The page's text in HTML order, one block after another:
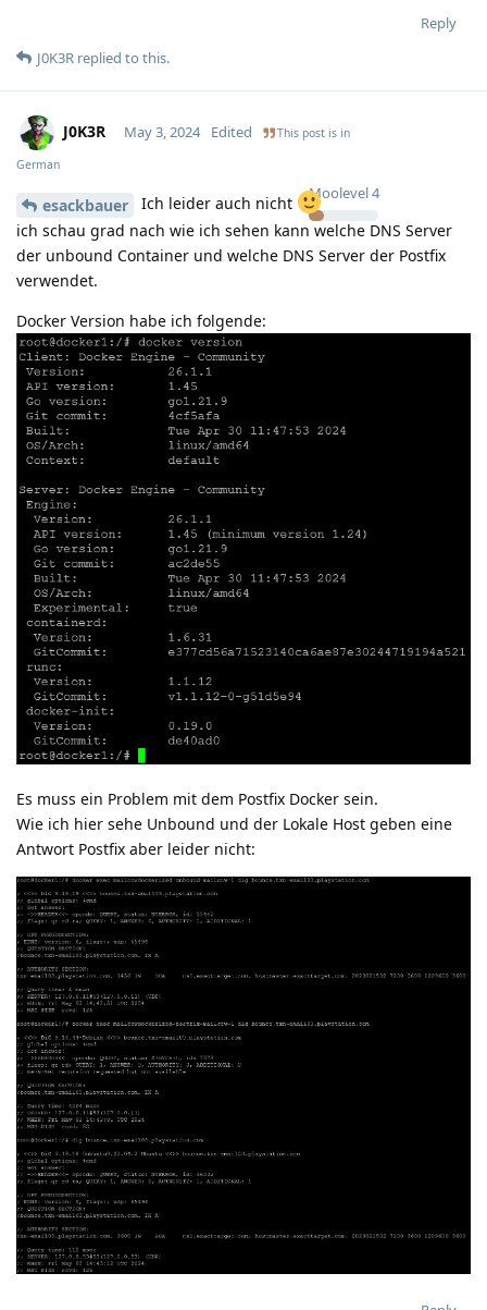
Reply
J0K3R replied to this.
J0K3R
Moolevel4
May 3, 2024 Edited This post is in
German
esackbauer
Ich leider auch nicht
ich schau grad nach wie ich sehen kann welche DNS Server
der unbound Container und welche DNS Server der Postfix
verwendet.
Docker Version habe ich folgende:
Es muss ein Problem mit dem Postfix Docker sein.
Wie ich hier sehe Unbound und der Lokale Host geben eine
Antwort Postfix aber leider nicht: